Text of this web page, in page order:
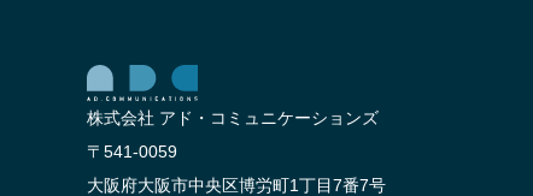
株式会社 アド・コミュニケーションズ
〒541-0059
大阪府大阪市中央区博労町1丁目7番7号